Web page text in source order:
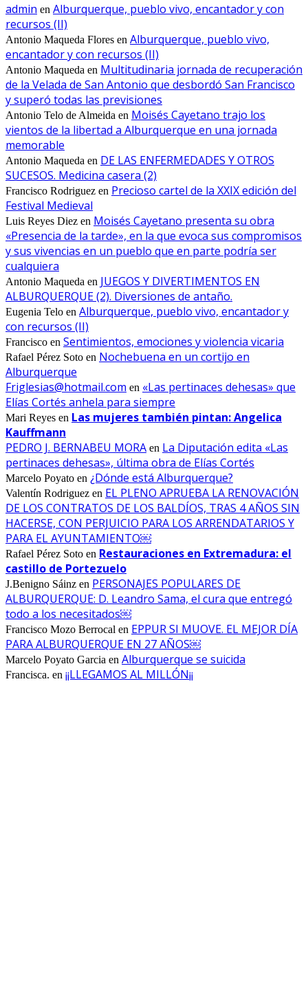
admin en Alburquerque, pueblo vivo, encantador y con
recursos (II)
Antonio Maqueda Flores en Alburquerque, pueblo vivo,
encantador y con recursos (II)
Antonio Maqueda en Multitudinaria jornada de recuperación
de la Velada de San Antonio que desbordó San Francisco
y superó todas las previsiones
Antonio Telo de Almeida en Moisés Cayetano trajo los
vientos de la libertad a Alburquerque en una jornada
memorable
Antonio Maqueda en DE LAS ENFERMEDADES Y OTROS
SUCESOS. Medicina casera (2)
Francisco Rodriguez en Precioso cartel de la XXIX edición del
Festival Medieval
Luis Reyes Diez en Moisés Cayetano presenta su obra
«Presencia de la tarde», en la que evoca sus compromisos
y sus vivencias en un pueblo que en parte podría ser
cualquiera
Antonio Maqueda en JUEGOS Y DIVERTIMENTOS EN
ALBURQUERQUE (2). Diversiones de antaño.
Eugenia Telo en Alburquerque, pueblo vivo, encantador y
con recursos (II)
Francisco en Sentimientos, emociones y violencia vicaria
Rafael Pérez Soto en Nochebuena en un cortijo en
Alburquerque
Friglesias@hotmail.com en «Las pertinaces dehesas» que
Elías Cortés anhela para siempre
Mari Reyes en Las mujeres también pintan: Angelica
Kauffmann
PEDRO J. BERNABEU MORA en La Diputación edita «Las
pertinaces dehesas», última obra de Elías Cortés
Marcelo Poyato en ¿Dónde está Alburquerque?
Valentín Rodriguez en EL PLENO APRUEBA LA RENOVACIÓN
DE LOS CONTRATOS DE LOS BALDÍOS, TRAS 4 AÑOS SIN
HACERSE, CON PERJUICIO PARA LOS ARRENDATARIOS Y
PARA EL AYUNTAMIENTO￼
Rafael Pérez Soto en Restauraciones en Extremadura: el
castillo de Portezuelo
J.Benigno Sáinz en PERSONAJES POPULARES DE
ALBURQUERQUE: D. Leandro Sama, el cura que entregó
todo a los necesitados￼
Francisco Mozo Berrocal en EPPUR SI MUOVE. EL MEJOR DÍA
PARA ALBURQUERQUE EN 27 AÑOS￼
Marcelo Poyato Garcia en Alburquerque se suicida
Francisca. en ¡¡LLEGAMOS AL MILLÓN¡¡